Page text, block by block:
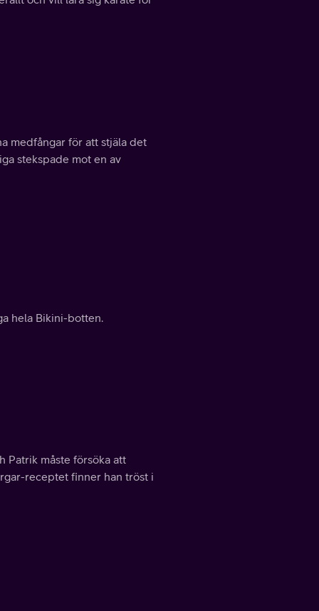
medfångar för att stjäla det
stekspade mot en av
hela Bikini-botten.
Patrik måste försöka att
receptet finner han tröst i